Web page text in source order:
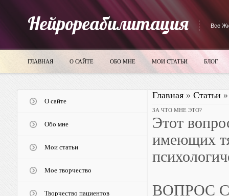
Нейрореабилитация Все
ГЛАВНАЯ О САЙТЕ ОБО МНЕ МОИ СТАТЬИ БЛОГ
О сайте
Обо мне
Мои статьи
Мое творчество
Творчество пациентов
Главная» Статьи
ЗА ЧТО МНЕ ЭТО?
Этот
имеющих
ВОПРОС